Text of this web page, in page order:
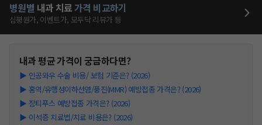
병원별 내과 치료가격 비교하기
심평원가, 이벤트가, 모두닥 리뷰가 등
내과평균 가격이 궁금하다면?
▶ 인공와우 수술 비용/ 보험 기준은? (2026)
▶ 홍역/유행성이하선염/풍진(MMR) 예방접종 가격은? (2026)
▶ 장티푸스 예방접종 가격은? (2026)
▶ 이석증 치료법/치료 비용은? (2026)